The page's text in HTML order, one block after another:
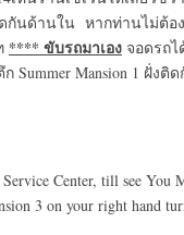
ดกันด้านใน หากท่านไม่ต้
**** ขับรถมาเอง จอดรถ
Mansion 1 ฝั่ง
Center, till see You
3 on your right hand